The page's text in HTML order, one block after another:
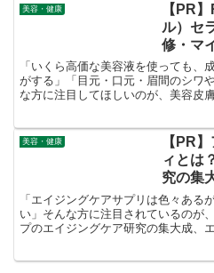
美容・健康
【PR
ル）セ
修・マ
ジング
針美容
「いくら高価な美容液を使っても、
がする」「目元・口元・眉間のシワ
な方に注目してほしいのが、美容皮
美容・健康
【PR
ィとは
究の集
のエイ
説！
「エイジングケアサプリは色々ある
い」そんな方に注目されているのが
プのエイジングケア研究の集大成、